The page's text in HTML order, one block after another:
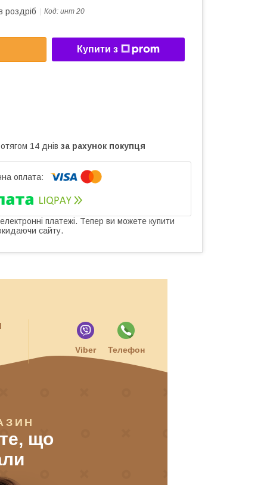
роздріб Код: инт 20
Купити з
14 днів за рахунок покупця
платежі. Тепер ви можете купити
сайту.
Viber Телефон
що